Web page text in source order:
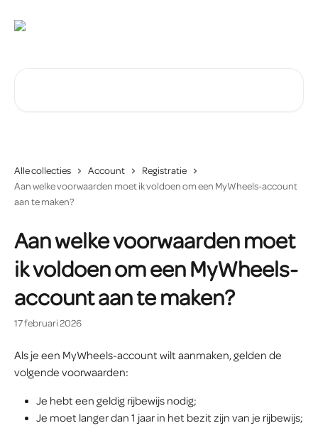
Alle collecties Account
Registratie
Aan welke voorwaarden moet ik voldoen om een MyWheels-account
aan te maken?
Aan welke voorwaarden moet
ik voldoen om een MyWheels-
account aan te maken?
17 februari 2026
Als je een MyWheels-account wilt aanmaken, gelden de
volgende voorwaarden:
Je hebt een geldig rijbewijs nodig;
Je moet langer dan 1 jaar in het bezit zijn van je rijbewijs;